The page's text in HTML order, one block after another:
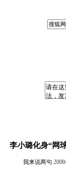
李小璐化身“网
我来说两句